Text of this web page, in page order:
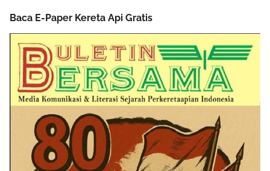
Baca E-Paper Kereta Api Gratis